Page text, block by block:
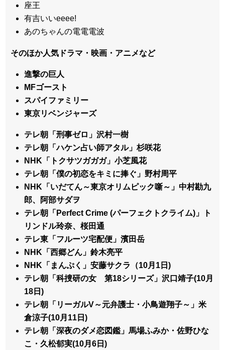
座王
有吉いいeeee!
あのちゃんの電電電波
そのほか人気ドラマ・映画・アニメなど
進撃の巨人
MFゴースト
スパイファミリー
東京リベンジャーズ
テレ朝「刑事ゼロ」沢村一樹
テレ朝「ハケン占い師アタル」杉咲花
NHK「トクサツガガガ」小芝風花
テレ朝「僕の初恋をキミに捧ぐ」野村周平
NHK「いだてん～東京オリムピック噺～」中村勘九
郎、阿部サダヲ
テレ朝「Perfect Crime (パーフェクトクライム)」ト
リンドル玲奈、桜田通
テレ東「フルーツ宅配便」濱田岳
NHK「西郷どん」鈴木亮平
NHK「まんぷく」安藤サクラ（10月1日)
テレ朝「科捜研の女 第18シリーズ」沢口靖子(10月
18日)
テレ朝「リーガルV～元弁護士・小鳥遊翔子～」米
倉涼子(10月11日)
テレ朝「深夜のダメ恋図鑑」馬場ふみか・佐野ひな
こ・久松郁実(10月6日)